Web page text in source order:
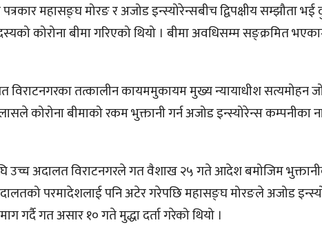
पत्रकार महासङ्घ मोरङ र अजोड इन्स्योरेन्सबीच द्विपक्षीय सम्झौता
कोरोना बीमा गरिएको थियो । बीमा अवधिसम्म सङ्क्रमित
तत्कालीन कायममुकायम मुख्य न्यायाधीश सत्यमोहन
कोरोना बीमाको रकम भुक्तानी गर्न अजोड इन्स्योरेन्स कम्पनीका
उच्च अदालत विराटनगरले गत वैशाख २५ गते आदेश बमोजिम
परमादेशलाई पनि अटेर गरेपछि महासङ्घ मोरङले अजोड
गत असार १० गते मुद्धा दर्ता गरेको थियो ।